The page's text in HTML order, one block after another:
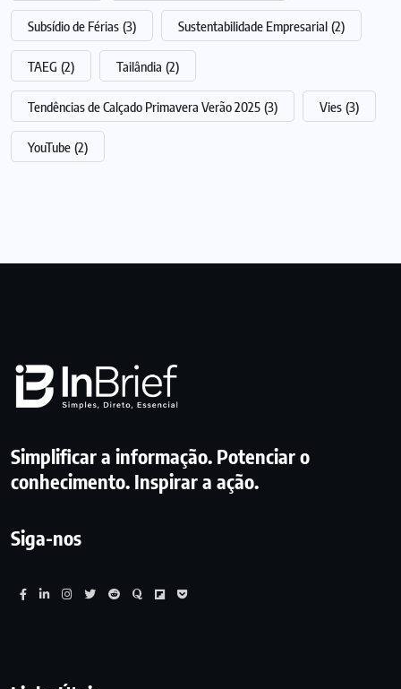
Subsídio de Férias (3) Sustentabilidade Empresarial (2)
TAEG (2) Tailândia (2)
Tendências de Calçado Primavera Verão 2025 (3) Vies (3)
YouTube (2)
Simplificar a informação. Potenciar o
conhecimento. Inspirar a ação.
Siga-nos